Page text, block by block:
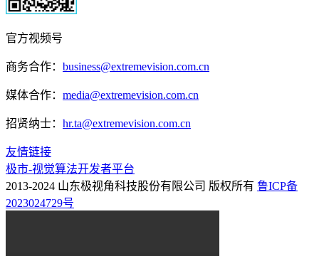
官方视频号
商务合作： business@extremevision.com.cn
媒体合作： media@extremevision.com.cn
招贤纳士： hr.ta@extremevision.com.cn
友情链接
极市-视觉算法开发者平台
2013-2024 山东极视角科技股份有限公司 版权所有 鲁ICP备
2023024729号